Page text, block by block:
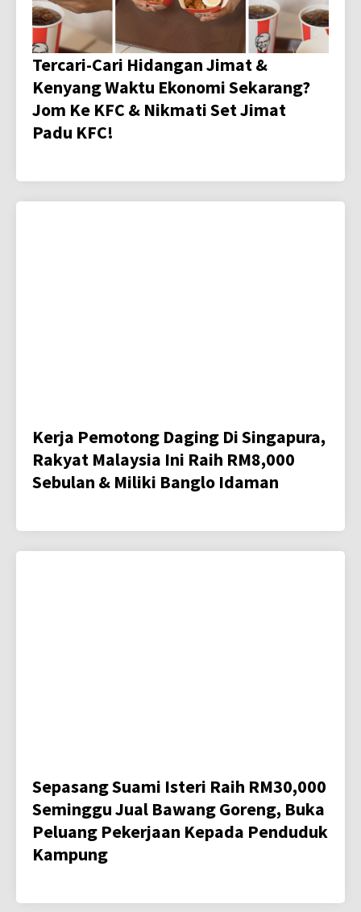
Tercari-Cari Hidangan Jimat &
Kenyang Waktu Ekonomi Sekarang?
Jom Ke KFC & Nikmati Set Jimat
Padu KFC!
Kerja Pemotong Daging Di Singapura,
Rakyat Malaysia Ini Raih RM8,000
Sebulan & Miliki Banglo Idaman
Sepasang Suami Isteri Raih RM30,000
Seminggu Jual Bawang Goreng, Buka
Peluang Pekerjaan Kepada Penduduk
Kampung